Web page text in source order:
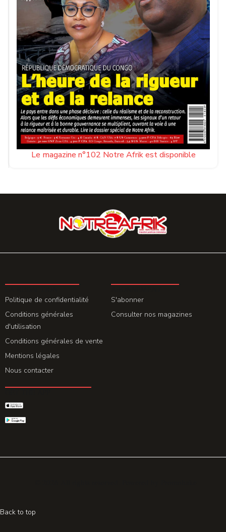
Le magazine n°102 Notre Afrik est disponible
Politique de confidentialité
Conditions générales
d'utilisation
Conditions générales de vente
Mentions légales
Nous contacter
S'abonner
Consulter nos magazines
Back to top